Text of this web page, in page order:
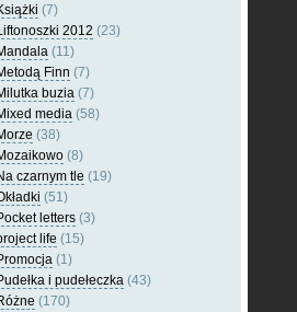
(7)
2012 (23)
(11)
Finn (7)
buzia (7)
media (58)
(38)
(8)
czarnym tle (19)
(51)
letters (3)
life (15)
(1)
i pudełeczka (43)
(170)